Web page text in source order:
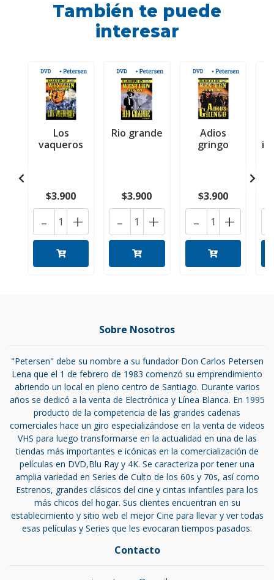
También te puede
interesar
Los
vaqueros
$3.900
+
-
Rio grande
$3.900
+
-
Adios
gringo
$3.900
+
-
Sobre Nosotros
"Petersen" debe su nombre a su fundador Don Carlos Petersen
Lena que el 1 de febrero de 1983 comenzó su emprendimiento
abriendo un local en pleno centro de Santiago. Durante varios
años se dedicó a la venta de Electrónica y Línea Blanca. En 1995
producto de la competencia de las grandes cadenas
comerciales hace un giro especializándose en la venta de videos
VHS para luego transformarse en la actualidad en una de las
tiendas más importantes e icónicas en la comercialización de
películas en DVD,Blu Ray y 4K. Se caracteriza por tener una
amplia variedad en Series de Culto de los 60s y 70s, así como
Estrenos, grandes clásicos del cine y cintas infantiles para los
más chicos del hogar. Sus clientes encuentran en su
establecimiento y sitio web el mejor Cine para llevar y ver todas
esas películas y Series que les evocaran tiempos pasados.
Contacto